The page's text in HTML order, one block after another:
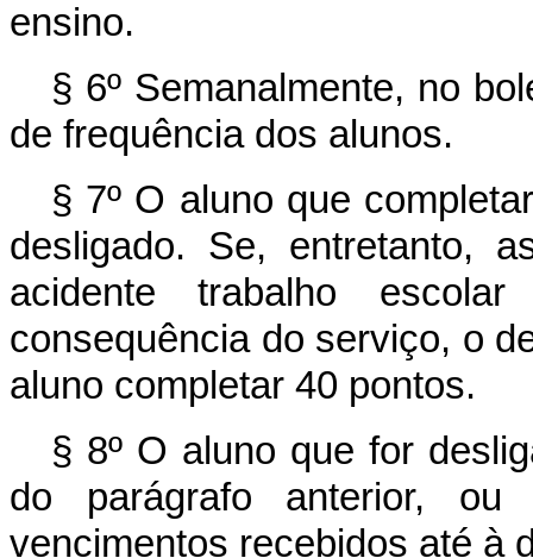
ensino.
§ 6º Semanalmente, no
de frequência dos alunos.
§ 7º O aluno que
desligado. Se, entretanto,
acidente trabalho
consequência do serviço, o
aluno completar 40 pontos.
§ 8º O aluno que for
do parágrafo anterior,
vencimentos recebidos até à